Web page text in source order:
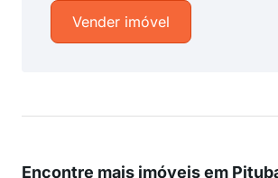
Vender imóvel
Encontre mais imóveis em